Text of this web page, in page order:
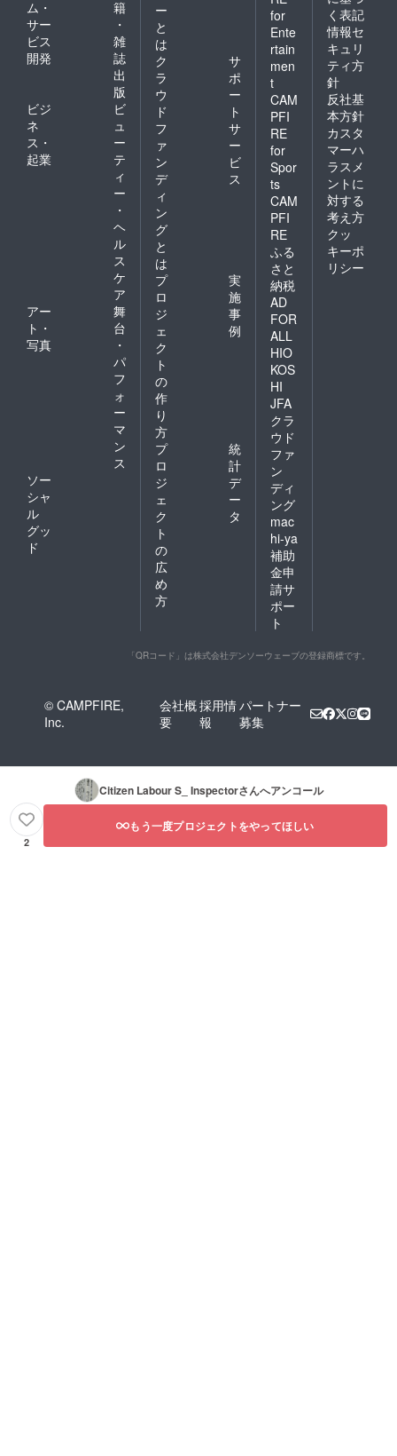
ム・
サー
ビス
開発
籍
・
雑
誌
出
版
ビジ
ネ
ス・
起業
ビ
ュ
ー
テ
ィ
ー
・
ヘ
ル
ス
ケ
ア
アー
ト・
写真
舞
台
・
パ
フ
ォ
ー
マ
ン
ス
ソー
シャ
ル
グッ
ド
ー
と
は
ク
ラ
ウ
ド
フ
ァ
ン
デ
ィ
ン
グ
と
は
サ
ポ
ー
ト
サ
ー
ビ
ス
プ
ロ
ジ
ェ
ク
ト
の
作
り
方
実
施
事
例
プ
ロ
ジ
ェ
ク
ト
の
広
め
方
統
計
デ
ー
タ
for
Ente
rtain
men
t
CAM
PFI
RE
for
Spor
ts
CAM
PFI
RE
ふる
さと
納税
AD
FOR
ALL
HIO
KOS
HI
JFA
クラ
ウド
ファ
ン
ディ
ング
mac
hi-ya
補助
金申
請サ
ポー
ト
く表記
情報セ
キュリ
ティ方
針
反社基
本方針
カスタ
マーハ
ラスメ
ントに
対する
考え方
クッ
キーポ
リシー
「QRコード」は株式会社デンソーウェーブの登録商標です。
© CAMPFIRE,
Inc.
会社概
要
採用情
報
パートナー
募集
Citizen Labour S_ Inspectorさんへアンコール
2
もう一度プロジェクトをやってほしい